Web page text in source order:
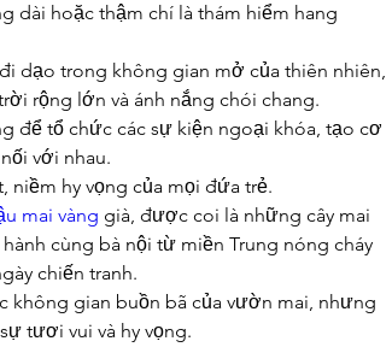
dài hoặc thậm chí là thám hiểm hang
dạo trong không gian mở của thiên nhiên,
rộng lớn và ánh nắng chói chang.
để tổ chức các sự kiện ngoại khóa, tạo cơ
với nhau.
niềm hy vọng của mọi đứa trẻ.
mai vàng già, được coi là những cây mai
cùng bà nội từ miền Trung nóng cháy
chiến tranh.
gian buồn bã của vườn mai, nhưng
tươi vui và hy vọng.